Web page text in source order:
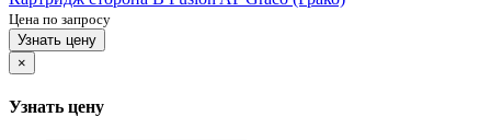
Цена по запросу
Узнать цену
×
Узнать цену